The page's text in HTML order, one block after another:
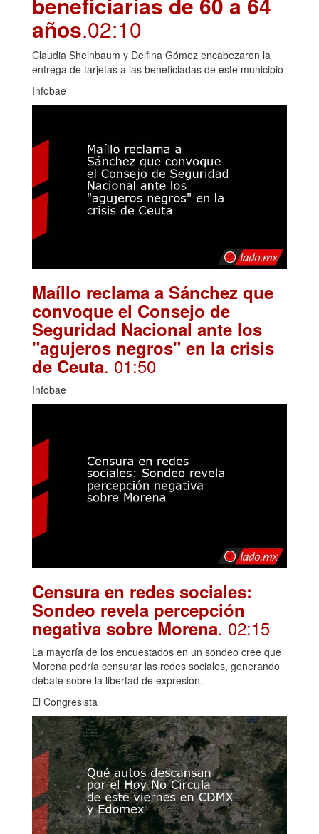
años.02:10
Claudia Sheinbaum y Delfina Gómez encabezaron la
entrega de tarjetas a las beneficiadas de este municipio
Infobae
Maíllo reclama a Sánchez que
convoque el Consejo de
Seguridad Nacional ante los
"agujeros negros" en la crisis
de Ceuta. 01:50
Infobae
Censura en redes sociales:
Sondeo revela percepción
negativa sobre Morena. 02:15
La mayoría de los encuestados en un sondeo cree que
Morena podría censurar las redes sociales, generando
debate sobre la libertad de expresión.
El Congresista